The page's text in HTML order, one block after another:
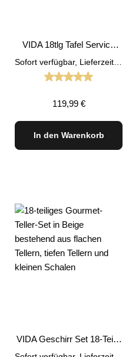
VIDA 18tlg Tafel Service
Regulärer Preis:
119,99 €
In den Warenkorb
VIDA Geschirr Set 18-Teilig